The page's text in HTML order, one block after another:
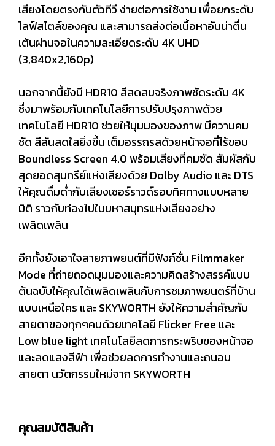
เสียงโดยตรงกับตัวทีวี ง่ายต่อการใช้งาน เพื่อยกระดับ
ไลฟ์สไตล์ของคุณ และสามารถส่งต่อเนื้อหาอันน่าตื่น
เต้นผ่านจอในความละเอียดระดับ 4K UHD
(3,840x2,160p)
นอกจากนี้ยังมี HDR10 สีสดสมจริงภาพชัดระดับ 4K
ซึ่งมาพร้อมกับเทคโนโลยีการปรับปรุงภาพด้วย
เทคโนโลยี HDR10 ช่วยให้มุมมองของภาพ มีความคม
ชัด สีสันสดใสยิ่งขึ้น เต็มอรรถรสด้วยหน้าจอที่ไร้ขอบ
Boundless Screen 4.0 พร้อมเสียงที่คมชัด สัมผัสกับ
สุดยอดสุนทรีย์แห่งเสียงด้วย Dolby Audio และ DTS
ให้คุณดื่มด่ำกับเสียงเซอร์ราวด์รอบทิศทางแบบหลาย
มิติ ราวกับท่องไปในมหาสมุทรแห่งเสียงอย่าง
เพลิดเพลิน
อีกทั้งยังเอาใจสายภาพยนต์ที่มีฟังก์ชั่น Filmmaker
Mode ที่ถ่ายถอดมุมมองและความคิดสร้างสรรค์แบบ
ต้นฉบับให้คุณได้เพลิดเพลินกับการชมภาพยนตร์ที่บ้าน
แบบเหนือใคร และ SKYWORTH ยังให้ความสำคัญกับ
สายตาของทุกๆคนด้วยเทคโลยี Flicker Free และ
Low blue light เทคโนโลยีลดการกระพริบของหน้าจอ
และลดแสงสีฟ้า เพื่อช่วยลดการทำงานและถนอม
สายตา นวัตกรรมใหม่จาก SKYWORTH
คุณสมบัติสินค้า